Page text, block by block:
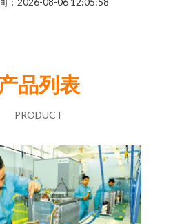
品列表
PRODUCT